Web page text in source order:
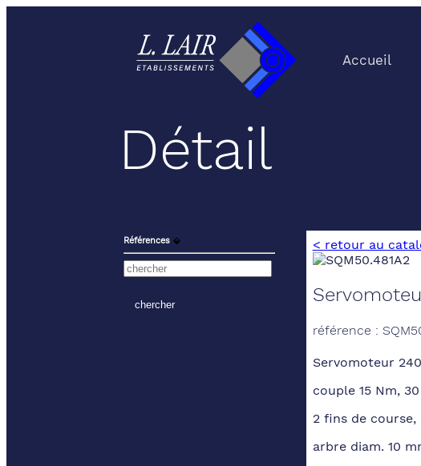
Accueil
Détail
Références ⬙ < retour au
référence :
Servomoteur
couple 15 Nm,
2 fins de
arbre diam. 10